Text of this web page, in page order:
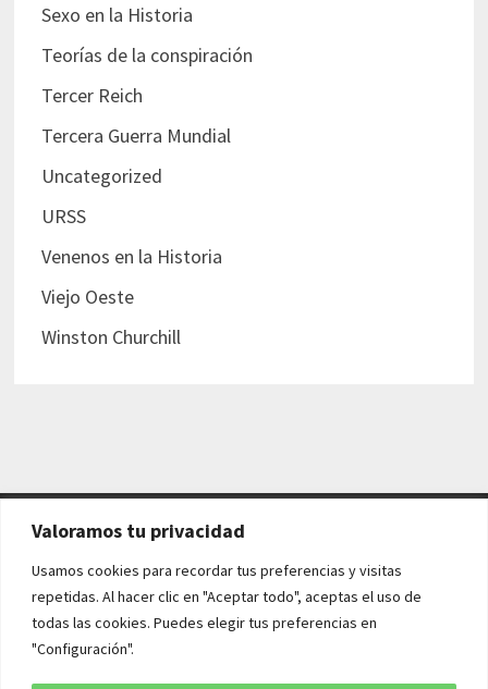
Valoramos tu privacidad
Usamos cookies para recordar tus preferencias y visitas
repetidas. Al hacer clic en "Aceptar todo", aceptas el uso de
todas las cookies. Puedes elegir tus preferencias en
"Configuración".
Sexo en la Historia
Teorías de la conspiración
Tercer Reich
Tercera Guerra Mundial
Uncategorized
URSS
Venenos en la Historia
Viejo Oeste
Winston Churchill
AVISO LEGAL Y POLÍTICAS
Aviso legal
Política de cookies